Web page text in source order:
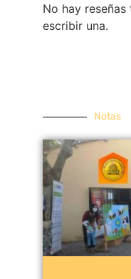
No hay
escribir una.
Notas